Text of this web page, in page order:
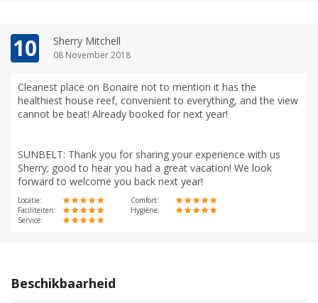
10 Sherry Mitchell
08 November 2018
Cleanest place on Bonaire not to mention it has the
healthiest house reef, convenient to everything, and the view
cannot be beat! Already booked for next year!
SUNBELT: Thank you for sharing your experience with us
Sherry; good to hear you had a great vacation! We look
forward to welcome you back next year!
Locatie:
Comfort:
Faciliteiten:
Hygiëne:
Service:
Beschikbaarheid